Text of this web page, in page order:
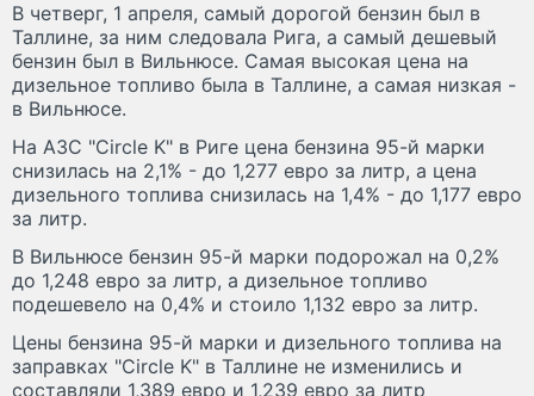
В четверг, 1 апреля, самый дорогой бензин был в
Таллине, за ним следовала Рига, а самый дешевый
бензин был в Вильнюсе. Самая высокая цена на
дизельное топливо была в Таллине, а самая низкая -
в Вильнюсе.
На АЗС "Circle K" в Риге цена бензина 95-й марки
снизилась на 2,1% - до 1,277 евро за литр, а цена
дизельного топлива снизилась на 1,4% - до 1,177 евро
за литр.
В Вильнюсе бензин 95-й марки подорожал на 0,2%
до 1,248 евро за литр, а дизельное топливо
подешевело на 0,4% и стоило 1,132 евро за литр.
Цены бензина 95-й марки и дизельного топлива на
заправках "Circle K" в Таллине не изменились и
составляли 1,389 евро и 1,239 евро за литр